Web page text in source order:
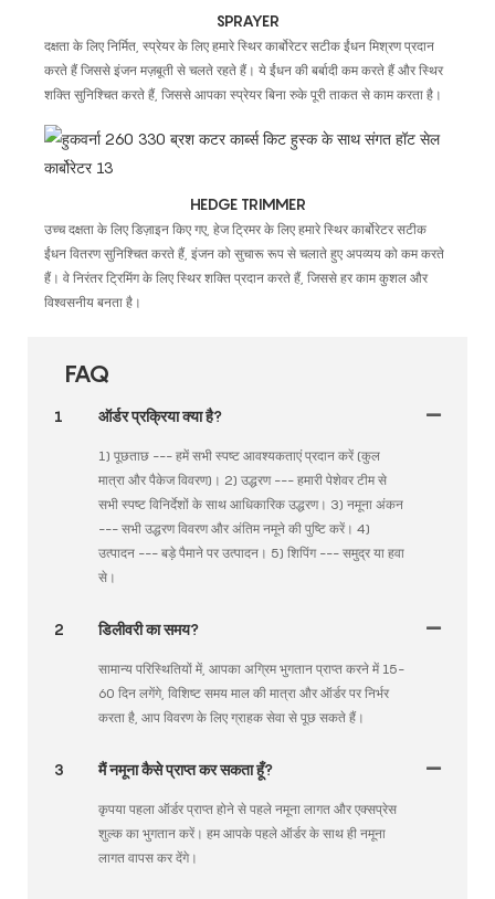
SPRAYER
दक्षता के लिए निर्मित, स्प्रेयर के लिए हमारे स्थिर कार्बोरेटर सटीक ईंधन मिश्रण प्रदान
करते हैं जिससे इंजन मज़बूती से चलते रहते हैं। ये ईंधन की बर्बादी कम करते हैं और स्थिर
शक्ति सुनिश्चित करते हैं, जिससे आपका स्प्रेयर बिना रुके पूरी ताकत से काम करता है।
HEDGE TRIMMER
उच्च दक्षता के लिए डिज़ाइन किए गए, हेज ट्रिमर के लिए हमारे स्थिर कार्बोरेटर सटीक
ईंधन वितरण सुनिश्चित करते हैं, इंजन को सुचारू रूप से चलाते हुए अपव्यय को कम करते
हैं। वे निरंतर ट्रिमिंग के लिए स्थिर शक्ति प्रदान करते हैं, जिससे हर काम कुशल और
विश्वसनीय बनता है।
FAQ
1 ऑर्डर प्रक्रिया क्या है?
1) पूछताछ --- हमें सभी स्पष्ट आवश्यकताएं प्रदान करें (कुल
मात्रा और पैकेज विवरण)। 2) उद्धरण --- हमारी पेशेवर टीम से
सभी स्पष्ट विनिर्देशों के साथ आधिकारिक उद्धरण। 3) नमूना अंकन
--- सभी उद्धरण विवरण और अंतिम नमूने की पुष्टि करें। 4)
उत्पादन --- बड़े पैमाने पर उत्पादन। 5) शिपिंग --- समुद्र या हवा
से।
2 डिलीवरी का समय?
सामान्य परिस्थितियों में, आपका अग्रिम भुगतान प्राप्त करने में 15-
60 दिन लगेंगे, विशिष्ट समय माल की मात्रा और ऑर्डर पर निर्भर
करता है, आप विवरण के लिए ग्राहक सेवा से पूछ सकते हैं।
3 मैं नमूना कैसे प्राप्त कर सकता हूँ?
कृपया पहला ऑर्डर प्राप्त होने से पहले नमूना लागत और एक्सप्रेस
शुल्क का भुगतान करें। हम आपके पहले ऑर्डर के साथ ही नमूना
लागत वापस कर देंगे।